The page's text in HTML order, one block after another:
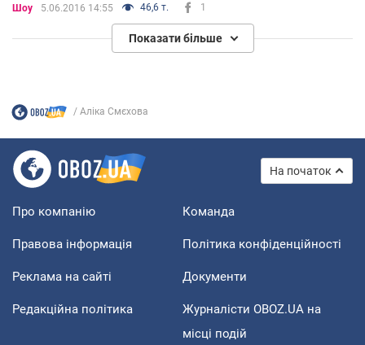
Шоу 5.06.2016 14:55 46,6 т. 1
Показати більше
Аліка Смєхова
На початок
Про компанію Команда
Правова інформація Політика конфіденційності
Реклама на сайті Документи
Редакційна політика
Журналісти OBOZ.UA на
місці подій